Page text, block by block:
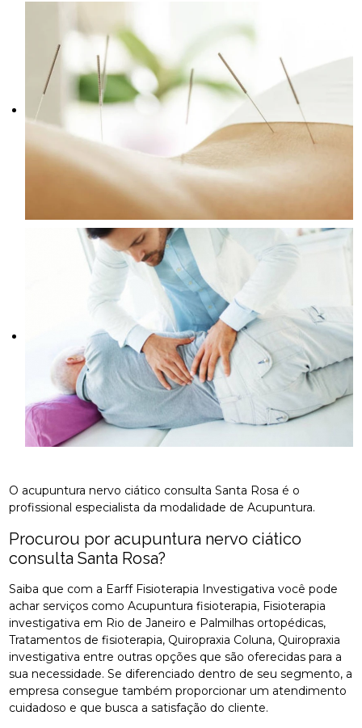
O acupuntura nervo ciático consulta Santa Rosa é o
profissional especialista da modalidade de Acupuntura.
Procurou por acupuntura nervo ciático
consulta Santa Rosa?
Saiba que com a Earff Fisioterapia Investigativa você pode
achar serviços como Acupuntura fisioterapia, Fisioterapia
investigativa em Rio de Janeiro e Palmilhas ortopédicas,
Tratamentos de fisioterapia, Quiropraxia Coluna, Quiropraxia
investigativa entre outras opções que são oferecidas para a
sua necessidade. Se diferenciado dentro de seu segmento, a
empresa consegue também proporcionar um atendimento
cuidadoso e que busca a satisfação do cliente.